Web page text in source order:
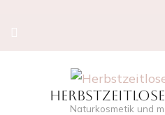
Naturkosmetik und